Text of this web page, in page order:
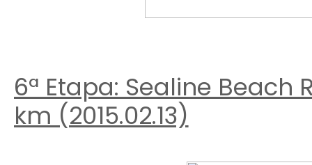
6ª Etapa: Sealine Beach
km (2015.02.13)